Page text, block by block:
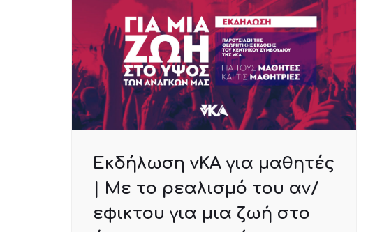
Εκδήλωση νΚΑ για μαθητές
| Με το ρεαλισμό του αν/
εφικτου για μια ζωή στο